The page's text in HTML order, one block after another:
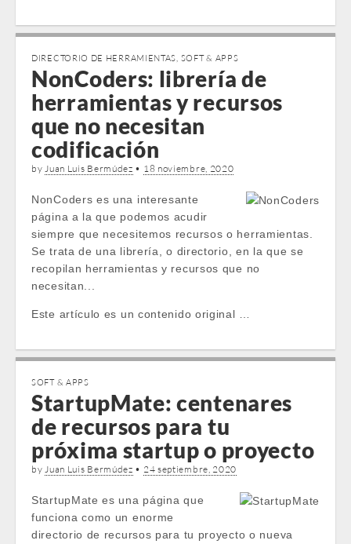
DIRECTORIO DE HERRAMIENTAS, SOFT & APPS
NonCoders: librería de
herramientas y recursos
que no necesitan
codificación
byJuan Luis Bermúdez • 18 noviembre, 2020
NonCoders es una interesante
página a la que podemos acudir
siempre que necesitemos recursos o herramientas.
Se trata de una librería, o directorio, en la que se
recopilan herramientas y recursos que no
necesitan...
Este artículo es un contenido original …
SOFT & APPS
StartupMate: centenares
de recursos para tu
próxima startup o proyecto
byJuan Luis Bermúdez • 24 septiembre, 2020
StartupMate es una página que
funciona como un enorme
directorio de recursos para tu proyecto o nueva